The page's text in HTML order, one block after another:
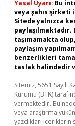
Yasal Uyarı: Bu
veya şahıs şirketi
Sitede yalnızca
taşımamakta
paylaşım
benzerlikleri
taslak halindedir
Sitemiz, 5651
Kurumu (BTK)
vermektedir. Bu
veya araştırma
yazdıkları